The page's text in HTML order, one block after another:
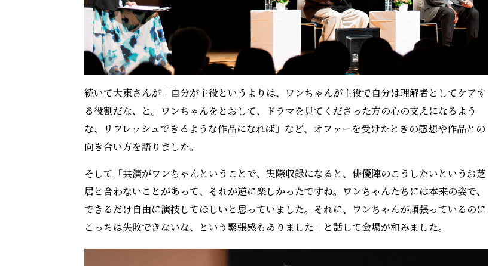
続いて大東さんが「自分が主役というよりは、ワンちゃんが主役で自分は理解者としてケアす
る役割だな、と。ワンちゃんをとおして、ドラマを見てくださった方の心の支えになるよう
な、リフレッシュできるような作品になれば」など、オファーを受けたときの感想や作品との
向き合い方を語りました。
そして「共演がワンちゃんということで、実際収録になると、俳優陣のこうしたいというお芝
居と合わないことがあって、それが逆に楽しかったですね。ワンちゃんたちには本来の姿で、
できるだけ自由に演技してほしいと思っていました。それに、ワンちゃんが頑張っているのに
こっちは失敗できないな、という緊張感もありました」と話して会場が和みました。